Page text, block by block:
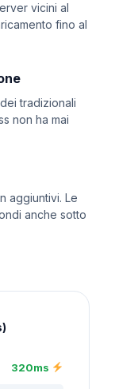
vicini al
fino al
tradizionali
non ha mai
aggiuntivi. Le
anche sotto
320ms